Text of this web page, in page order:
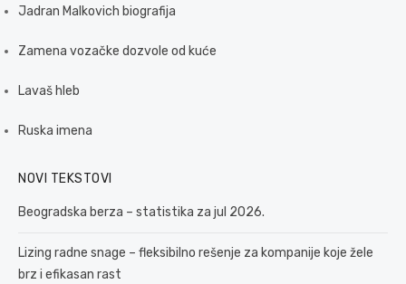
Jadran Malkovich biografija
Zamena vozačke dozvole od kuće
Lavaš hleb
Ruska imena
NOVI TEKSTOVI
Beogradska berza – statistika za jul 2026.
Lizing radne snage – fleksibilno rešenje za kompanije koje žele
brz i efikasan rast